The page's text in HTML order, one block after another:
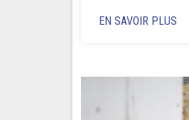
EN SAVOIR PLUS